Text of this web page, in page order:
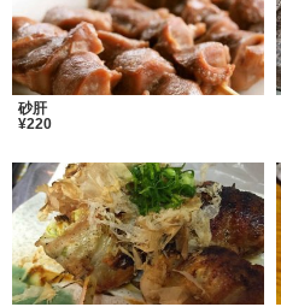
砂肝
¥220